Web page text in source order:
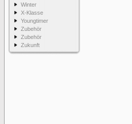
Winter
X-Klasse
Youngtimer
Zubehör
Zubehör
Zukunft